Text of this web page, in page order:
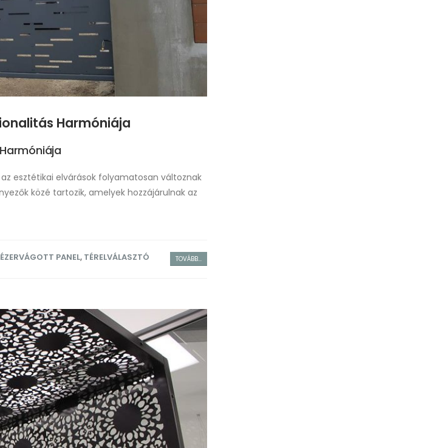
Harmóniája
esztétikai elvárások folyamatosan változnak
közé tartozik, amelyek hozzájárulnak az
PANEL, TÉRELVÁLASZTÓ TOVÁBB...